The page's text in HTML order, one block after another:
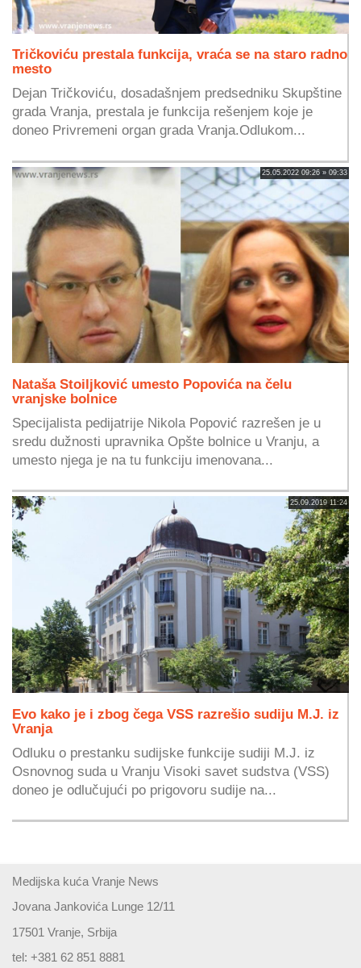
Tričkoviću prestala funkcija, vraća se na staro radno
mesto
Dejan Tričkoviću, dosadašnjem predsedniku Skupštine
grada Vranja, prestala je funkcija rešenjem koje je
doneo Privremeni organ grada Vranja.Odlukom...
25.05.2022 09:26 » 09:33
Nataša Stoiljković umesto Popovića na čelu
vranjske bolnice
Specijalista pedijatrije Nikola Popović razrešen je u
sredu dužnosti upravnika Opšte bolnice u Vranju, a
umesto njega je na tu funkciju imenovana...
25.09.2019 11:24
Evo kako je i zbog čega VSS razrešio sudiju M.J. iz
Vranja
Odluku o prestanku sudijske funkcije sudiji M.J. iz
Osnovnog suda u Vranju Visoki savet sudstva (VSS)
doneo je odlučujući po prigovoru sudije na...
Medijska kuća Vranje News
Jovana Jankovića Lunge 12/11
17501 Vranje, Srbija
tel: +381 62 851 8881